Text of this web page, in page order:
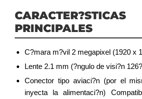
CARACTER?STICAS
PRINCIPALES
C?mara m?vil 2 megapixel (1920 x
Lente 2.1 mm (?ngulo de visi?n
Conector tipo aviaci?n (por el
inyecta la alimentaci?n)